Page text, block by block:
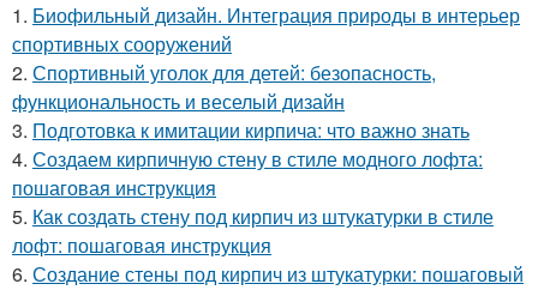
1. Биофильный дизайн. Интеграция природы в интерьер
спортивных сооружений
2. Спортивный уголок для детей: безопасность,
функциональность и веселый дизайн
3. Подготовка к имитации кирпича: что важно знать
4. Создаем кирпичную стену в стиле модного лофта:
пошаговая инструкция
5. Как создать стену под кирпич из штукатурки в стиле
лофт: пошаговая инструкция
6. Создание стены под кирпич из штукатурки: пошаговый